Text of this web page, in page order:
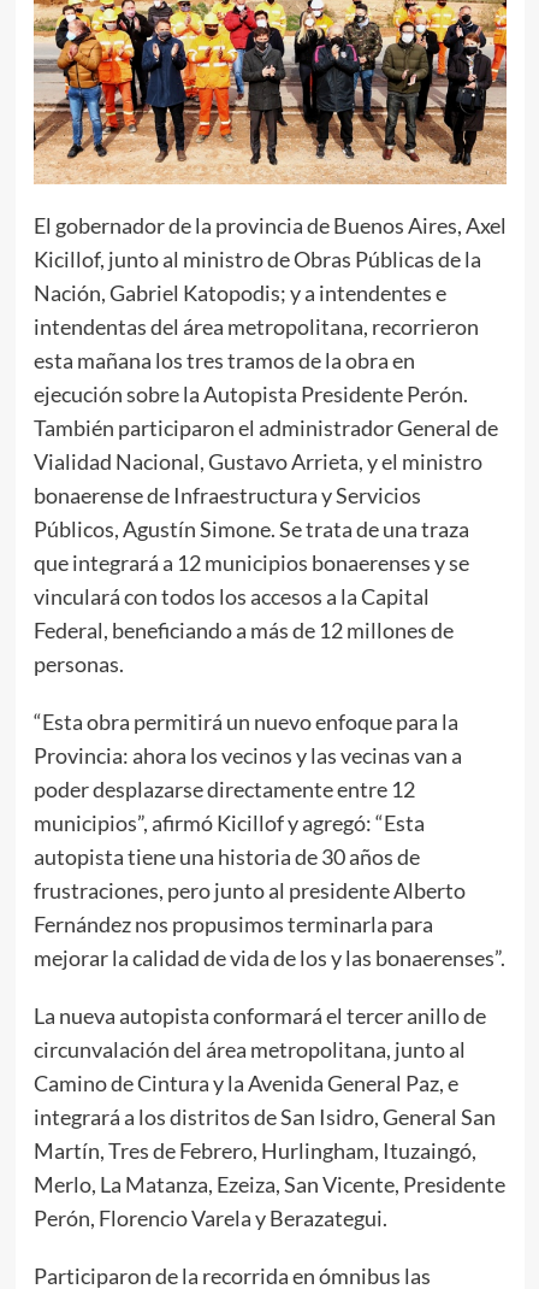
El gobernador de la provincia de Buenos Aires, Axel
Kicillof, junto al ministro de Obras Públicas de la
Nación, Gabriel Katopodis; y a intendentes e
intendentas del área metropolitana, recorrieron
esta mañana los tres tramos de la obra en
ejecución sobre la Autopista Presidente Perón.
También participaron el administrador General de
Vialidad Nacional, Gustavo Arrieta, y el ministro
bonaerense de Infraestructura y Servicios
Públicos, Agustín Simone. Se trata de una traza
que integrará a 12 municipios bonaerenses y se
vinculará con todos los accesos a la Capital
Federal, beneficiando a más de 12 millones de
personas.
“Esta obra permitirá un nuevo enfoque para la
Provincia: ahora los vecinos y las vecinas van a
poder desplazarse directamente entre 12
municipios”, afirmó Kicillof y agregó: “Esta
autopista tiene una historia de 30 años de
frustraciones, pero junto al presidente Alberto
Fernández nos propusimos terminarla para
mejorar la calidad de vida de los y las bonaerenses”.
La nueva autopista conformará el tercer anillo de
circunvalación del área metropolitana, junto al
Camino de Cintura y la Avenida General Paz, e
integrará a los distritos de San Isidro, General San
Martín, Tres de Febrero, Hurlingham, Ituzaingó,
Merlo, La Matanza, Ezeiza, San Vicente, Presidente
Perón, Florencio Varela y Berazategui.
Participaron de la recorrida en ómnibus las